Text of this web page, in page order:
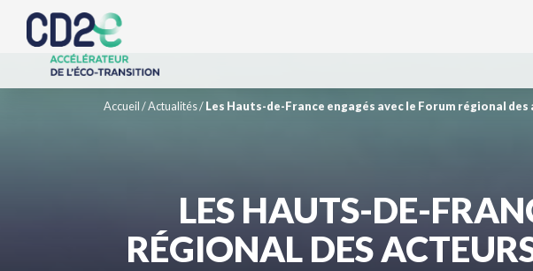
Accueil/Actualités/Les Hauts-de-France engagés avec le Forum régional des
LES HAUTS-DE-
RÉGIONAL DES